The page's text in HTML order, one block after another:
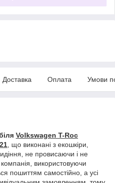
Доставка Оплата Умови
Volkswagen T-Roc
, що виконані з екошкіри,
не провисаючи і не
використовуючи
пошиттям самостійно, а усі